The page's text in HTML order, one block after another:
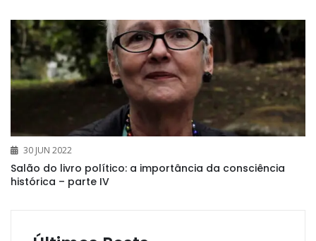
30 JUN 2022
Salão do livro político: a importância da consciência
histórica – parte IV